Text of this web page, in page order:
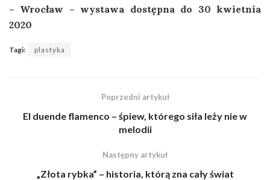
– Wrocław – wystawa dostępna do 30 kwietnia
2020
Tagi: plastyka
Poprzedni artykuł
El duende flamenco – śpiew, którego siła leży nie w
melodii
Następny artykuł
„Złota rybka” – historia, którą zna cały świat